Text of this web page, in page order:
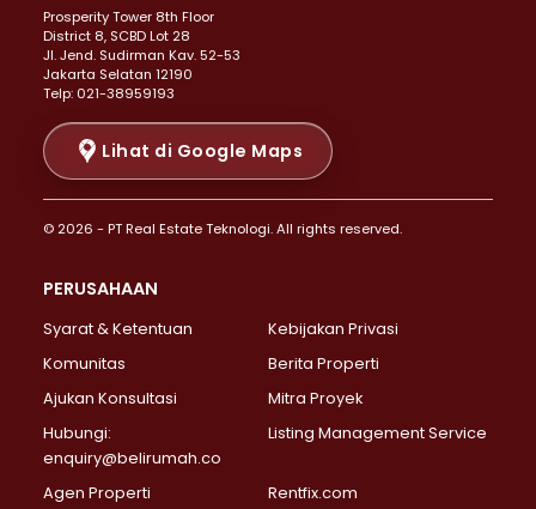
Properti Dijual di Menteng >
Properti Dijual di Senen >
Properti Dijual di Tanah Abang >
Properti Dijual di Cikini >
Properti Dijual di Kramat >
Properti Dijual di Pasar Baru >
Properti Dijual di Bendungan Hilir >
Properti Dijual di Jakarta Selatan >
Properti Dijual di Lebak Bulus >
Properti Dijual di Gandaria Selatan >
Properti Dijual di Pondok Labu >
Properti Dijual di Lenteng Agung >
Properti Dijual di Senayan >
Properti Dijual di Pondok Pinang >
Prosperity Tower 8th Floor
District 8, SCBD Lot 28
JI. Jend. Sudirman Kav. 52-53
Jakarta Selatan 12190
Telp: 021-38959193
Lihat di Google Maps
© 2026 - PT Real Estate Teknologi. All rights reserved.
PERUSAHAAN
Syarat & Ketentuan
Kebijakan Privasi
Komunitas
Berita Properti
Ajukan Konsultasi
Mitra Proyek
Hubungi:
enquiry@belirumah.co
Listing Management Service
Agen Properti Rentfix.com